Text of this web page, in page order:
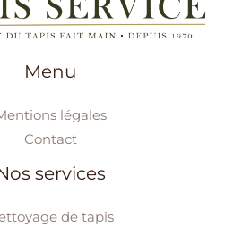
Menu
légales
Contact
services
de tapis